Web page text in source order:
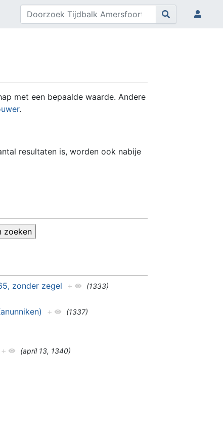
met een bepaalde waarde. Andere
.
resultaten is, worden ook nabije
zonder zegel + (1333)
+ (1337)
+ (april 13, 1340)